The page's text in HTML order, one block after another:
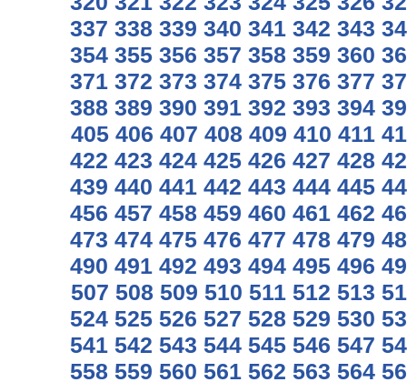
337 338 339 340 341 342 343
354 355 356 357 358 359 360
371 372 373 374 375 376 377
388 389 390 391 392 393 394
405 406 407 408 409 410 411
422 423 424 425 426 427 428
439 440 441 442 443 444 445
456 457 458 459 460 461 462
473 474 475 476 477 478 479
490 491 492 493 494 495 496
507 508 509 510 511 512 513
524 525 526 527 528 529 530
541 542 543 544 545 546 547
558 559 560 561 562 563 564